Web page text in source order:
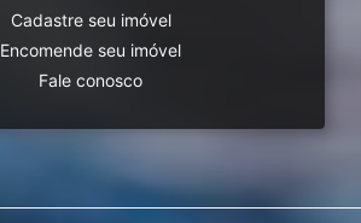
Cadastre seu imóvel
Encomende seu imóvel
Fale conosco